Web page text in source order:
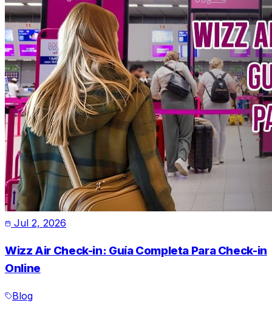
Jul 2, 2026
Wizz Air Check-in: Guía Completa Para Check-in
Online
Blog